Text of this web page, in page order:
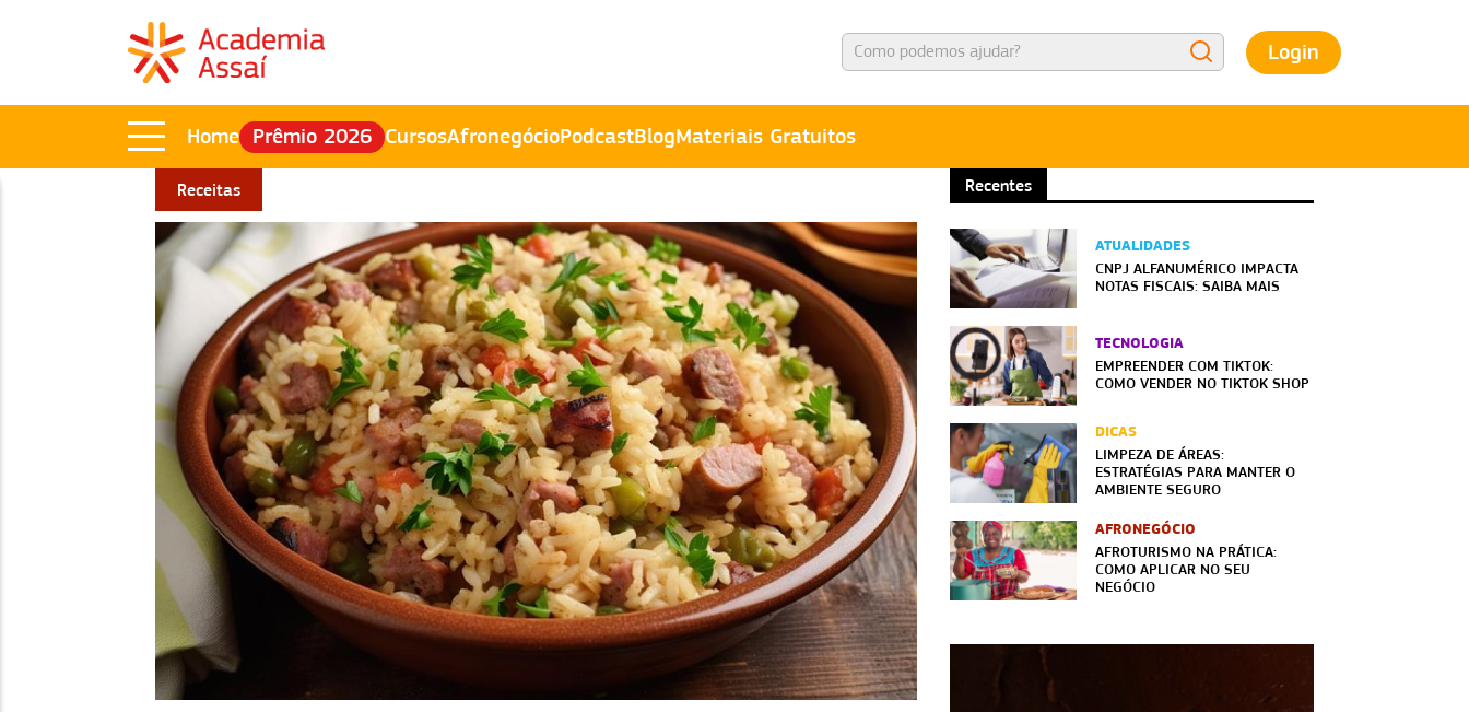
Login
Home Prêmio 2026 CursosAfronegócioPodcastBlogMateriais Gratuitos
Receitas Recentes
ATUALIDADES
CNPJ ALFANUMÉRICO IMPACTA
NOTAS FISCAIS: SAIBA MAIS
TECNOLOGIA
EMPREENDER COM TIKTOK:
COMO VENDER NO TIKTOK SHOP
DICAS
LIMPEZA DE ÁREAS:
ESTRATÉGIAS PARA MANTER O
AMBIENTE SEGURO
AFRONEGÓCIO
AFROTURISMO NA PRÁTICA:
COMO APLICAR NO SEU
NEGÓCIO